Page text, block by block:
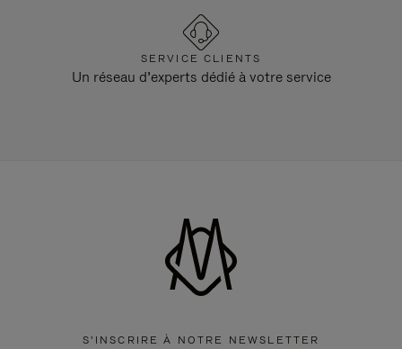
SERVICE CLIENTS
Un réseau d’experts dédié à votre service
S'INSCRIRE À NOTRE NEWSLETTER